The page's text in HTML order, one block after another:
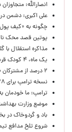
انصارالله:
علی اکبری: دشمن
چگونه به «کیف
پوتین قصد محک
مذاکره استقلال با
یک ماه، ۴ کودک قربانی حمله سگ‌ها در سنندج / چرا حوادث تکرار می‌شود؟
۲ درصد از مشترکان ۱۰ درصد برق خانگی را مصرف می‌کنند!
نسخه ترامپ برای ۲۰۲۸؛ حمایت محرمانه از نامزدی جی‌دی ونس
ترامپ: ما خودمان
موضع وزارت بهداشت
باد و گردوخاک در
شروع تلخ مدافع